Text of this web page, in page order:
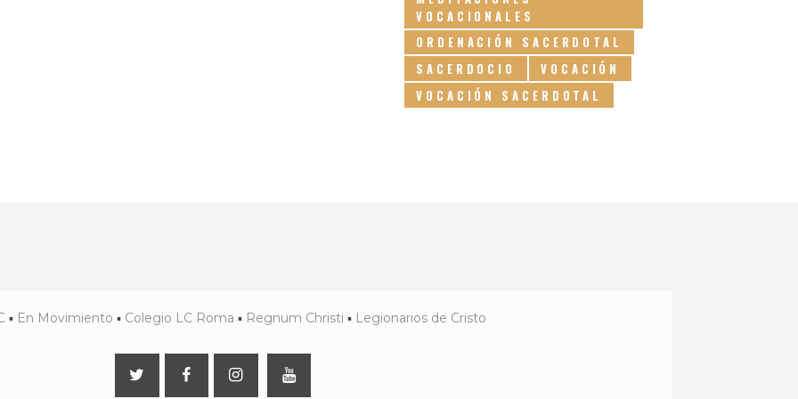
VOCACIONALES
ORDENACIÓN SACERDOTAL
SACERDOCIO
VOCACIÓN
VOCACIÓN SACERDOTAL
▪ En Movimiento ▪ Colegio LC Roma ▪ Regnum Christi ▪ Legionarios de Cristo